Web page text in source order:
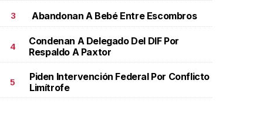
3 Abandonan A Bebé Entre Escombros
4
Condenan A Delegado Del DIF Por
Respaldo A Paxtor
5
Piden Intervención Federal Por Conflicto
Limítrofe